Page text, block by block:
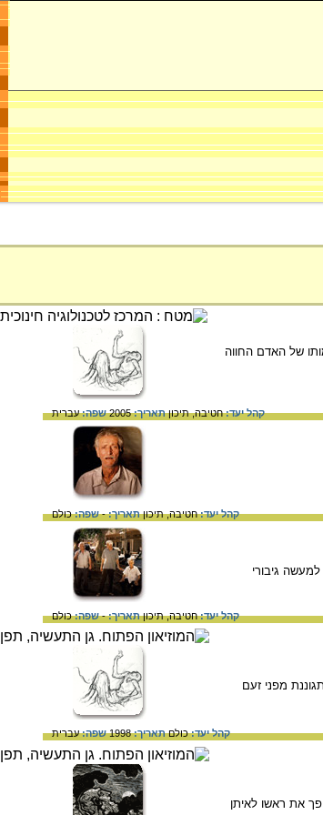
של האדם החווה
קהל יעד:חטיבה,תיכוןתאריך:2005 שפה:עברית
קהל יעד:חטיבה,תיכוןתאריך:-שפה:כולם
גיבורי
קהל יעד:חטיבה,תיכוןתאריך:-שפה:כולם
מפני זעם
קהל יעד:כולםתאריך:1998 שפה:עברית
את ראשו לאיתן